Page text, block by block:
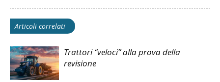
Articoli correlati
Trattori “veloci” alla prova della
revisione